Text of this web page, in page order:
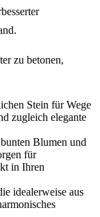
zu betonen,
Stein für Wege
zugleich elegante
Blumen und
für
in Ihren
idealerweise aus